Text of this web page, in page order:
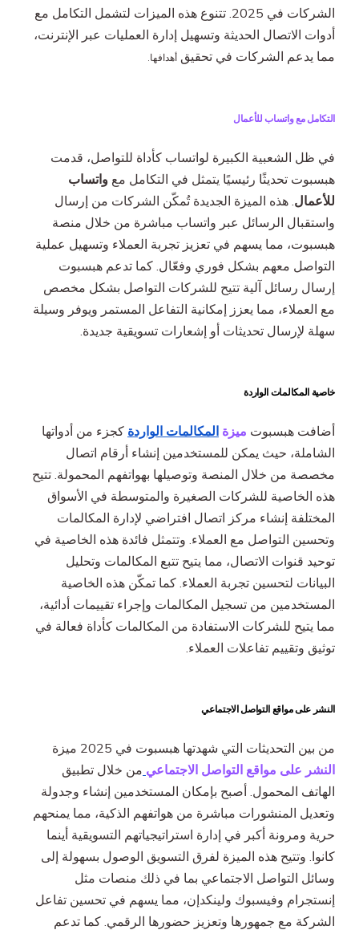
الشركات في 2025. تتنوع هذه الميزات لتشمل التكامل مع
أدوات الاتصال الحديثة وتسهيل إدارة العمليات عبر الإنترنت،
مما يدعم الشركات في تحقيق أهدافها.
التكامل مع واتساب للأعمال
في ظل الشعبية الكبيرة لواتساب كأداة للتواصل، قدمت
هبسبوت تحديثًا رئيسيًا يتمثل في التكامل مع واتساب
للأعمال. هذه الميزة الجديدة تُمكّن الشركات من إرسال
واستقبال الرسائل عبر واتساب مباشرة من خلال منصة
هبسبوت، مما يسهم في تعزيز تجربة العملاء وتسهيل عملية
التواصل معهم بشكل فوري وفعّال. كما تدعم هبسبوت
إرسال رسائل آلية تتيح للشركات التواصل بشكل مخصص
مع العملاء، مما يعزز إمكانية التفاعل المستمر ويوفر وسيلة
سهلة لإرسال تحديثات أو إشعارات تسويقية جديدة.
خاصية المكالمات الواردة
أضافت هبسبوت ميزة المكالمات الواردة كجزء من أدواتها
الشاملة، حيث يمكن للمستخدمين إنشاء أرقام اتصال
مخصصة من خلال المنصة وتوصيلها بهواتفهم المحمولة. تتيح
هذه الخاصية للشركات الصغيرة والمتوسطة في الأسواق
المختلفة إنشاء مركز اتصال افتراضي لإدارة المكالمات
وتحسين التواصل مع العملاء. وتتمثل فائدة هذه الخاصية في
توحيد قنوات الاتصال، مما يتيح تتبع المكالمات وتحليل
البيانات لتحسين تجربة العملاء. كما تمكّن هذه الخاصية
المستخدمين من تسجيل المكالمات وإجراء تقييمات أدائية،
مما يتيح للشركات الاستفادة من المكالمات كأداة فعالة في
توثيق وتقييم تفاعلات العملاء.
النشر على مواقع التواصل الاجتماعي
من بين التحديثات التي شهدتها هبسبوت في 2025 ميزة
النشر على مواقع التواصل الاجتماعي من خلال تطبيق
الهاتف المحمول. أصبح بإمكان المستخدمين إنشاء وجدولة
وتعديل المنشورات مباشرة من هواتفهم الذكية، مما يمنحهم
حرية ومرونة أكبر في إدارة استراتيجياتهم التسويقية أينما
كانوا. وتتيح هذه الميزة لفرق التسويق الوصول بسهولة إلى
وسائل التواصل الاجتماعي بما في ذلك منصات مثل
إنستجرام وفيسبوك ولينكدإن، مما يسهم في تحسين تفاعل
الشركة مع جمهورها وتعزيز حضورها الرقمي. كما تدعم